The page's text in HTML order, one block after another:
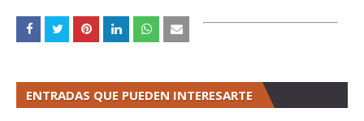
ENTRADAS QUE PUEDEN INTERESARTE